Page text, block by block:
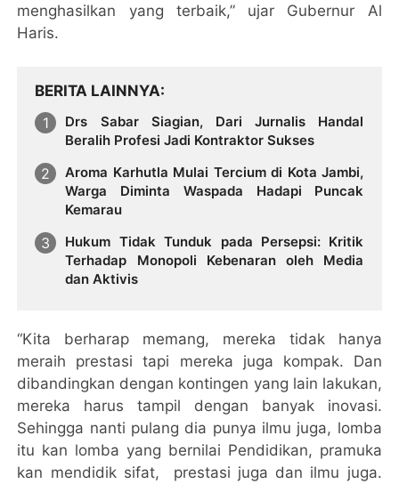
menghasilkan yang terbaik,” ujar Gubernur Al
Haris.
BERITA LAINNYA
Drs Sabar Siagian, Dari Jurnalis Handal
Beralih Profesi Jadi Kontraktor Sukses
Aroma Karhutla Mulai Tercium di Kota Jambi,
Warga Diminta Waspada Hadapi Puncak
Kemarau
Hukum Tidak Tunduk pada Persepsi: Kritik
Terhadap Monopoli Kebenaran oleh Media
dan Aktivis
“Kita berharap memang, mereka tidak hanya
meraih prestasi tapi mereka juga kompak. Dan
dibandingkan dengan kontingen yang lain lakukan,
mereka harus tampil dengan banyak inovasi.
Sehingga nanti pulang dia punya ilmu juga, lomba
itu kan lomba yang bernilai Pendidikan, pramuka
kan mendidik sifat, prestasi juga dan ilmu juga.